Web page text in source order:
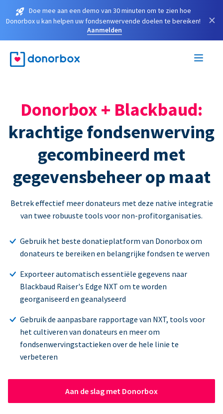
Doe mee aan een demo van 30 minuten om te zien hoe
Donorbox u kan helpen uw fondsenwervende doelen te bereiken!
Aanmelden
×
Donorbox + Blackbaud:
krachtige fondsenwerving
gecombineerd met
gegevensbeheer op maat
Betrek effectief meer donateurs met deze native integratie
van twee robuuste tools voor non-profitorganisaties.
Gebruik het beste donatieplatform van Donorbox om
donateurs te bereiken en belangrijke fondsen te werven
Exporteer automatisch essentiële gegevens naar
Blackbaud Raiser's Edge NXT om te worden
georganiseerd en geanalyseerd
Gebruik de aanpasbare rapportage van NXT, tools voor
het cultiveren van donateurs en meer om
fondsenwervingstactieken over de hele linie te
verbeteren
Aan de slag met Donorbox